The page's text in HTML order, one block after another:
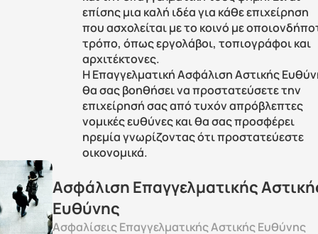
επίσης μια καλή ιδέα για κάθε επιχείρηση
που ασχολείται με το κοινό με
τρόπο, όπως εργολάβοι, τοπιογράφοι και
αρχιτέκτονες.
Η Επαγγελματική Ασφάλιση Αστικής
θα σας βοηθήσει να προστατεύσετε την
επιχείρησή σας από τυχόν απρόβλεπτες
νομικές ευθύνες και θα σας προσφέρει
ηρεμία γνωρίζοντας ότι προστατεύεστε
οικονομικά.
Ασφάλιση Eπαγγελματικής
Eυθύνης
Ασφαλίσεις Επαγγελματικής Αστικής Ευθύνης